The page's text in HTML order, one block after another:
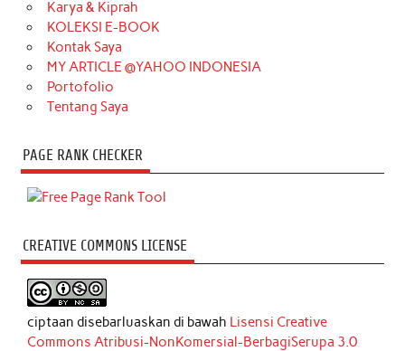
Karya & Kiprah
KOLEKSI E-BOOK
Kontak Saya
MY ARTICLE @YAHOO INDONESIA
Portofolio
Tentang Saya
PAGE RANK CHECKER
CREATIVE COMMONS LICENSE
ciptaan disebarluaskan di bawah Lisensi Creative
Commons Atribusi-NonKomersial-BerbagiSerupa 3.0